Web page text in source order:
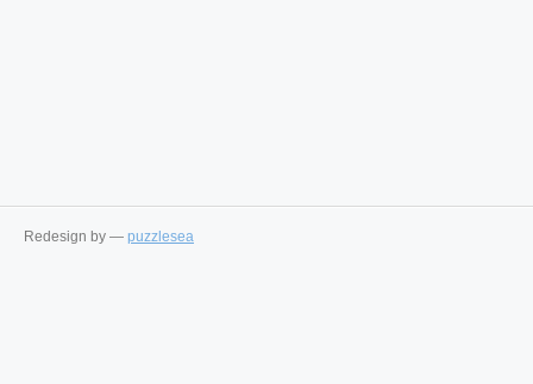
Redesign by — puzzlesea